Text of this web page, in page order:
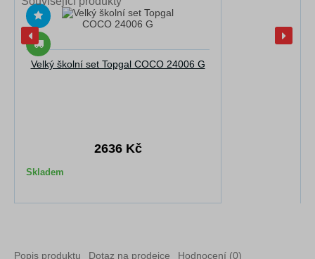
Velký školní set Topgal COCO 24006 G
2636 Kč
Skladem
Popis produktu Dotaz na prodejce Hodnocení (0)